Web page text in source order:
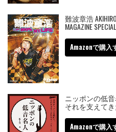
難波章浩
MAGAZINE
Amazonで購入
ニッポンの低
それを支えて
Amazonで購入